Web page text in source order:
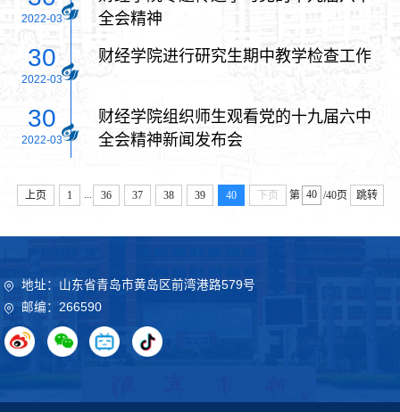
2022-03
全会精神
30
2022-03
财经学院进行研究生期中教学检查工作
30
2022-03
财经学院组织师生观看党的十九届六中
全会精神新闻发布会
上页 1 36 37 38 39 40 下页 第 /40页 跳转
地址：山东省青岛市黄岛区前湾港路579号
邮编：266590